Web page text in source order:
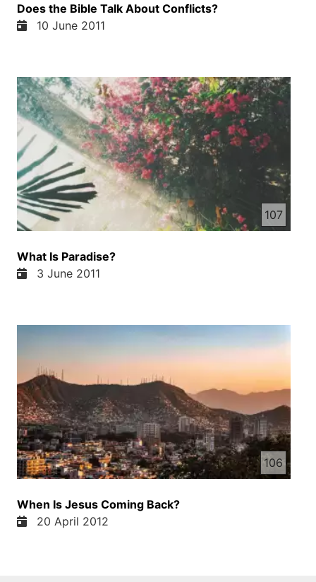
Does the Bible Talk About Conflicts?
10 June 2011
107
What Is Paradise?
3 June 2011
106
When Is Jesus Coming Back?
20 April 2012